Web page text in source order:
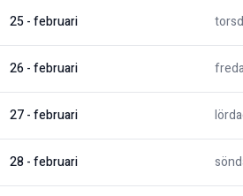
25-februari
26-februari
27-februari
28-februari